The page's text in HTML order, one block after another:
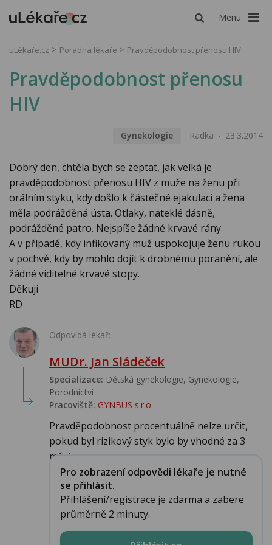
Menu
uLékaře.cz Poradna lékaře Pravděpodobnost přenosu HIV
Pravděpodobnost přenosu
HIV
Gynekologie Radka 23.3.2014
Dobrý den, chtěla bych se zeptat, jak velká je
pravděpodobnost přenosu HIV z muže na ženu při
orálním styku, kdy došlo k částečné ejakulaci a žena
měla podrážděná ústa. Otlaky, nateklé dásně,
podrážděné patro. Nejspíše žádné krvavé rány.
A v případě, kdy infikovaný muž uspokojuje ženu rukou
v pochvě, kdy by mohlo dojít k drobnému poranění, ale
žádné viditelné krvavé stopy.
Děkuji
RD
Odpovídá lékař:
MUDr. Jan Sládeček
Specializace: Dětská gynekologie, Gynekologie,
Porodnictví
Pracoviště: GYNBUS s.r.o.
Pravděpodobnost procentuálně nelze určit,
pokud byl rizikový styk bylo by vhodné za 3
měsíce...
Pro zobrazení odpovědi lékaře je nutné
se přihlásit.
Přihlášení/registrace je zdarma a zabere
průměrně 2 minuty.